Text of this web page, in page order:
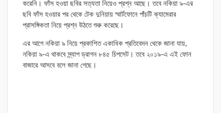
করেনি। ফাঁস হওয়া ছবির সত্যতা নিয়েও প্রশ্ন আছে। তবে নকিয়া ৯-এর
ছবি ফাঁস হওয়ার পর থেকে টেক দুনিয়ায় স্মার্টফোনে পাঁচটি ক্যামেরার
প্রাসঙ্গিকতা নিয়ে প্রশ্ন উঠতে শুরু করেছে।
এর আগে নকিয়া ৯ নিয়ে প্রকাশিত একাধিক প্রতিবেদন থেকে জানা যায়,
নকিয়া ৯-এ থাকবে স্ন্যাপ ড্রাগন ৮৪৫ চিপসেট। তবে ২০১৯-এ এই ফোন
বাজারে আসবে বলে জানা গেছে।